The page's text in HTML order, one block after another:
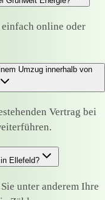
online oder
Umzug innerhalb von
Vertrag bei
Ellefeld?
unter anderem Ihre